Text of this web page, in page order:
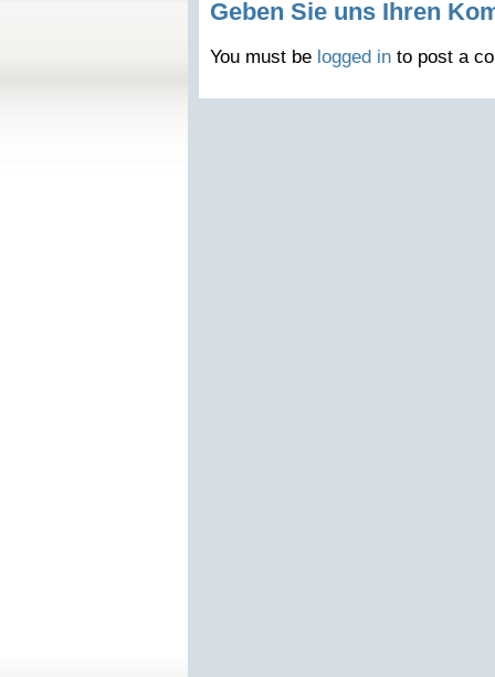
Geben Sie uns Ihren
You must be logged in to post a